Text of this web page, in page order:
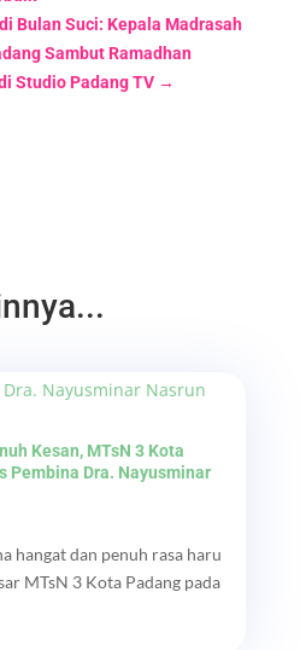
Bulan Suci: Kepala Madrasah
Sambut Ramadhan
Studio Padang TV→
Kesan, MTsN 3 Kota
Pembina Dra. Nayusminar
hangat dan penuh rasa haru
MTsN 3 Kota Padang pada